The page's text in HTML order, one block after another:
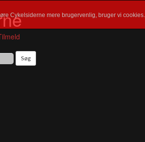
Cykelsiderne mere brugervenlig, bruger vi